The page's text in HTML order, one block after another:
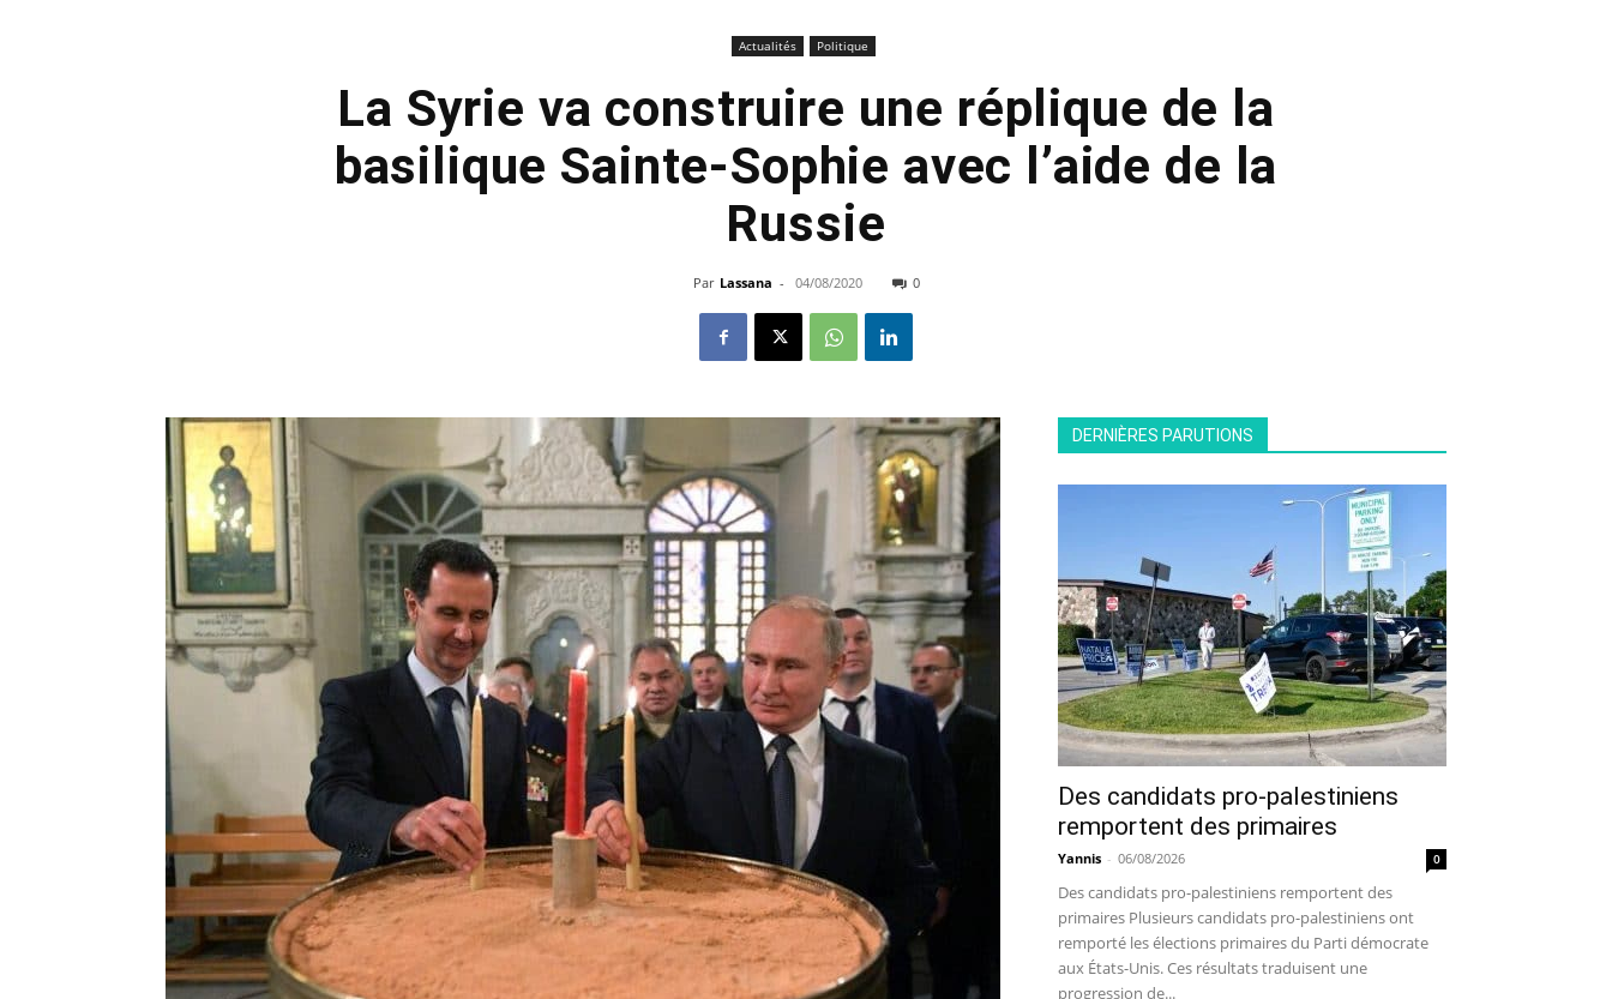
Actualités Politique
La Syrie va construire une réplique de la
basilique Sainte-Sophie avec l’aide de la
Russie
Par Lassana - 04/08/2020 0
DERNIÈRES PARUTIONS
Des candidats pro-palestiniens
remportent des primaires
Yannis - 06/08/2026 0
Des candidats pro-palestiniens remportent des
primaires Plusieurs candidats pro-palestiniens ont
remporté les élections primaires du Parti démocrate
aux États-Unis. Ces résultats traduisent une
progression de...